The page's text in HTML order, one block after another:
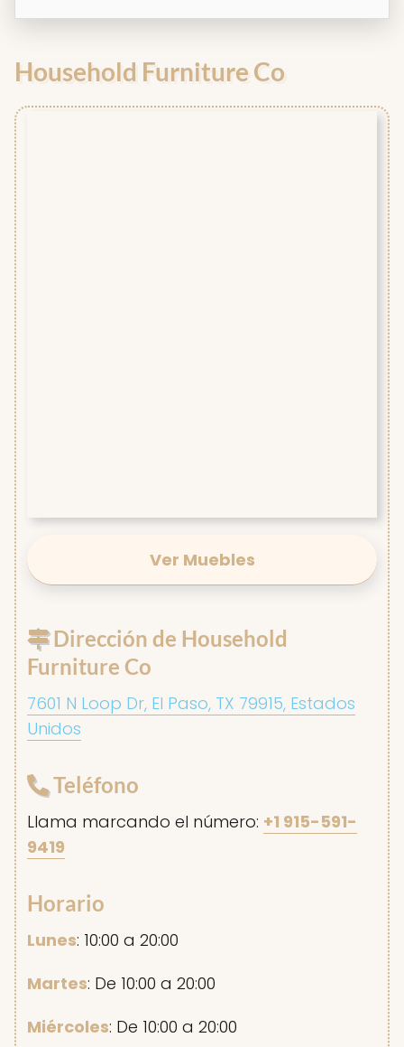
Household Furniture Co
Ver Muebles
Dirección de Household
Furniture Co
7601 N Loop Dr, El Paso, TX 79915, Estados
Unidos
Teléfono
Llama marcando el número: +1 915-591-
9419
Horario
Lunes: 10:00 a 20:00
Martes: De 10:00 a 20:00
Miércoles: De 10:00 a 20:00